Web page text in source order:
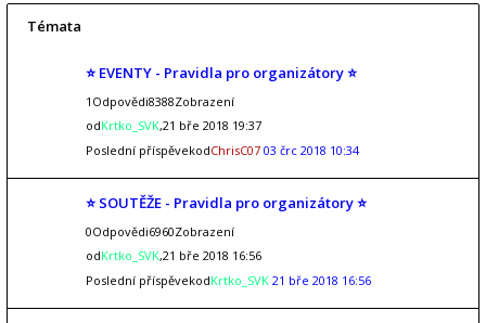
Témata
⭐ EVENTY - Pravidla pro organizátory ⭐
1Odpovědi8388Zobrazení
odKrtko_SVK,21 bře 2018 19:37
Poslední příspěvekodChrisC07 03 črc 2018 10:34
⭐ SOUTĚŽE - Pravidla pro organizátory ⭐
0Odpovědi6960Zobrazení
odKrtko_SVK,21 bře 2018 16:56
Poslední příspěvekodKrtko_SVK 21 bře 2018 16:56